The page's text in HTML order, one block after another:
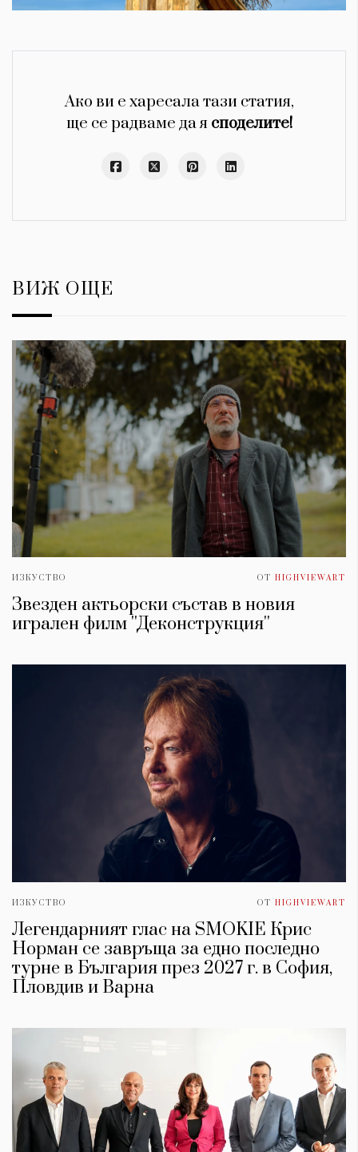
Ако ви е харесала тази статия,
ще се радваме да я споделите!
ВИЖ ОЩЕ
ИЗКУСТВО ОТ HIGHVIEWART
Звезден актьорски състав в новия
игрален филм ''Деконструкция''
ИЗКУСТВО ОТ HIGHVIEWART
Легендарният глас на SMOKIE Крис
Норман се завръща за едно последно
турне в България през 2027 г. в София,
Пловдив и Варна